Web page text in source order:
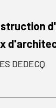
DEDECQ